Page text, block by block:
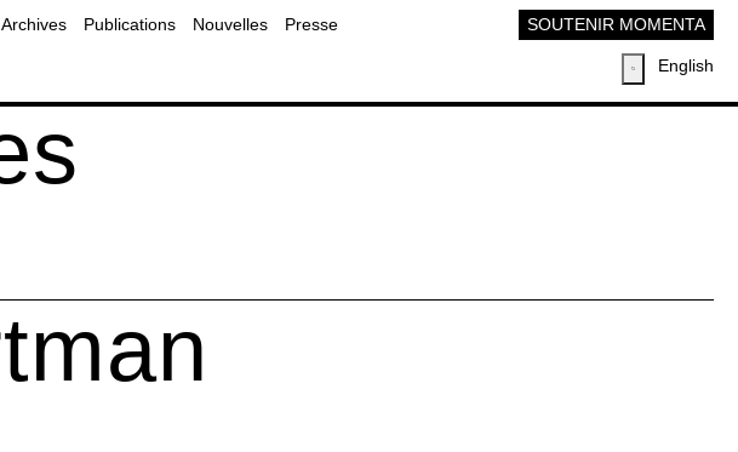
ArchivespublicsPublications Nouvelles Presse SOUTENIR MOMENTA
English